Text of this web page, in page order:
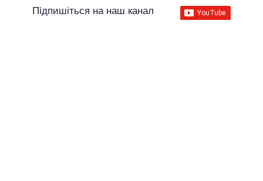
Підпишіться на наш канал